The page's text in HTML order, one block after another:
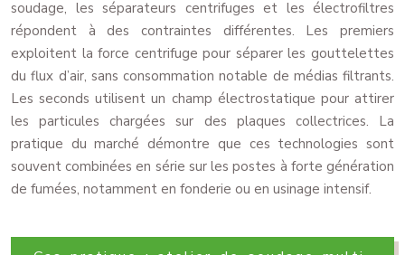
soudage, les séparateurs centrifuges et les électrofiltres
répondent à des contraintes différentes. Les premiers
exploitent la force centrifuge pour séparer les gouttelettes
du flux d’air, sans consommation notable de médias filtrants.
Les seconds utilisent un champ électrostatique pour attirer
les particules chargées sur des plaques collectrices. La
pratique du marché démontre que ces technologies sont
souvent combinées en série sur les postes à forte génération
de fumées, notamment en fonderie ou en usinage intensif.